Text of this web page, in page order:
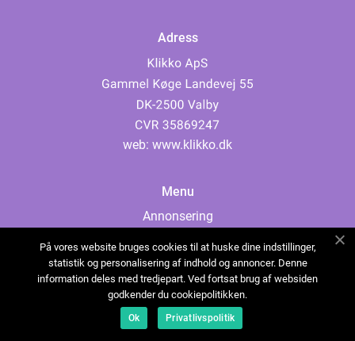
Adress
web: www.klikko.dk
Menu
Annonsering
Cookies
Kontakta oss
Sitemap
På vores website bruges cookies til at huske dine indstillinger,
statistik og personalisering af indhold og annoncer. Denne
information deles med tredjepart. Ved fortsat brug af websiden
godkender du cookiepolitikken.
Ok Privatlivspolitik